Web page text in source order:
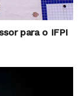
para o IFPI